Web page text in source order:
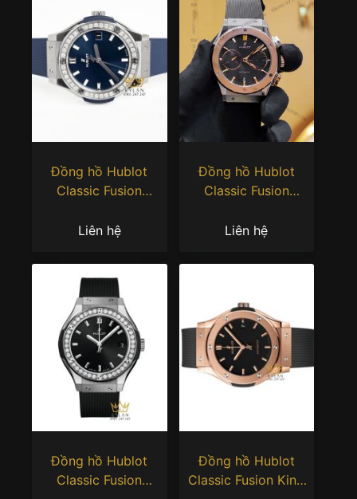
Đồng hồ Hublot
Classic Fusion
Diamonds 33mm
Liên hệ
Đồng hồ Hublot
Classic Fusion
Titanium King Gold
Liên hệ
Đồng hồ Hublot
Classic Fusion
Đồng hồ Hublot
Classic Fusion King